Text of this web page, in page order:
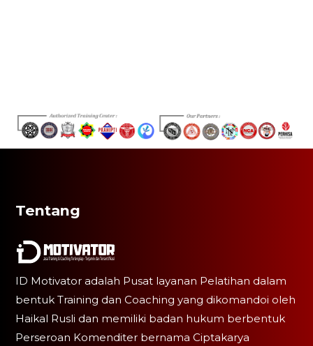
Tentang
ID Motivator adalah Pusat layanan Pelatihan dalam
bentuk Training dan Coaching yang dikomandoi oleh
Haikal Rusli dan memiliki badan hukum berbentuk
Perseroan Komenditer bernama Ciptakarya